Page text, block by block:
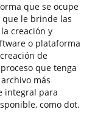
que se ocupe
que le brinde las
creación y
o plataforma
de
que tenga
más
integral para
como dot.